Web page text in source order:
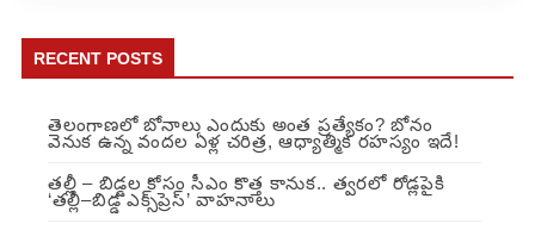
RECENT POSTS
తెలంగాణలో బోనాలు ఎందుకు అంత ప్రత్యేకం? బోనం
వెనుక ఉన్న వందల ఏళ్ల చరిత్ర, ఆధ్యాత్మిక రహస్యం ఇదే!
తల్లీ – బిడ్డల కోసం సీఎం కొత్త కానుక.. త్వరలో రోడ్లపైకి
‘తల్లీ–బిడ్డ ఎక్స్‌ప్రెస్’ వాహనాలు